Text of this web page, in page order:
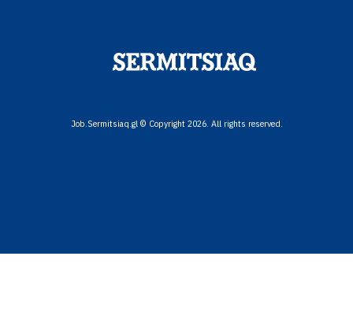
Job.Sermitsiaq.gl © Copyright 2026. All rights reserved.